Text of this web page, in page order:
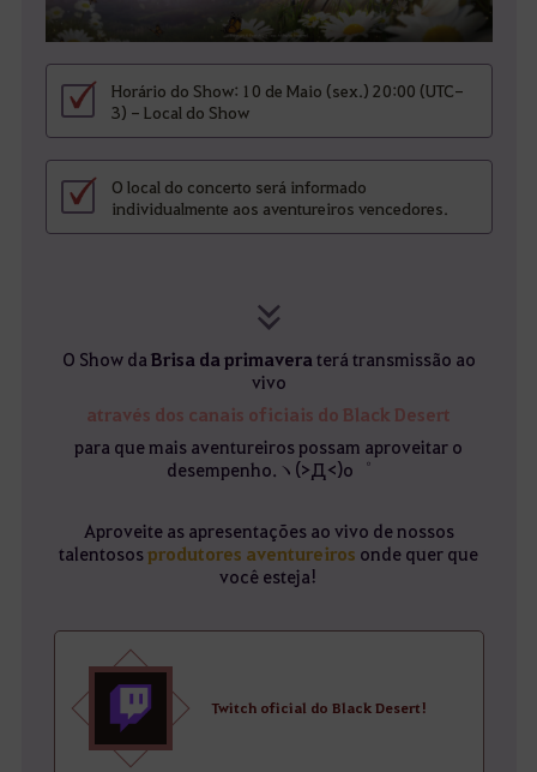
Horário do Show: 10 de Maio (sex.) 20:00 (UTC-
3) - Local do Show
O local do concerto será informado
individualmente aos aventureiros vencedores.
O Show da Brisa da primaveraterá transmissão ao
vivo
através dos canais oficiais do Black Desert
para que mais aventureiros possam aproveitar o
desempenho.ヽ(>Д<)o゜
Aproveite as apresentações ao vivo de nossos
talentososprodutores aventureiros onde quer que
você esteja!
Twitch oficial do Black Desert!